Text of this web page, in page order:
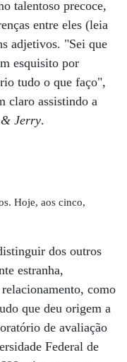
talentoso precoce,
entre eles (leia
adjetivos. "Sei que
esquisito por
tudo o que faço",
claro assistindo a
& Jerry.
Hoje, aos cinco,
dos outros
estranha,
como
que deu origem a
de avaliação
Federal de